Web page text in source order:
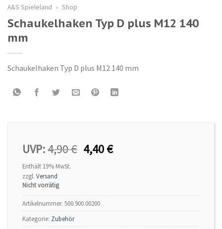
A&S Spieleland » Shop
Schaukelhaken Typ D plus M12 140
mm
Schaukelhaken Typ D plus M12 140 mm
UVP:4,90€ 4,40€
Enthält 19% MwSt.
zzgl. Versand
Nicht vorrätig
Artikelnummer: 500.900.00200
Kategorie: Zubehör